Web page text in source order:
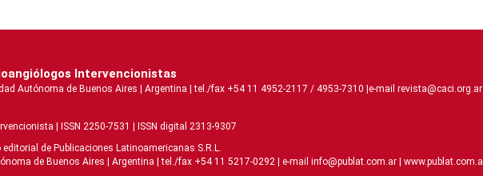
Intervencionistas
Autónoma de Buenos Aires | Argentina | tel./fax +54 11 4952-2117 / 4953-7310 |e-mail revista@caci.org.ar |
| ISSN 2250-7531 | ISSN digital 2313-9307
editorial de Publicaciones Latinoamericanas S.R.L.
de Buenos Aires | Argentina | tel./fax +54 11 5217-0292 | e-mail info@publat.com.ar |